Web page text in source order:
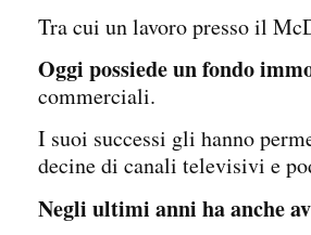
Tra cui un lavoro presso il
Oggi possiede un fondo
commerciali.
I suoi successi gli hanno
decine di canali televisivi e
Negli ultimi anni ha anche